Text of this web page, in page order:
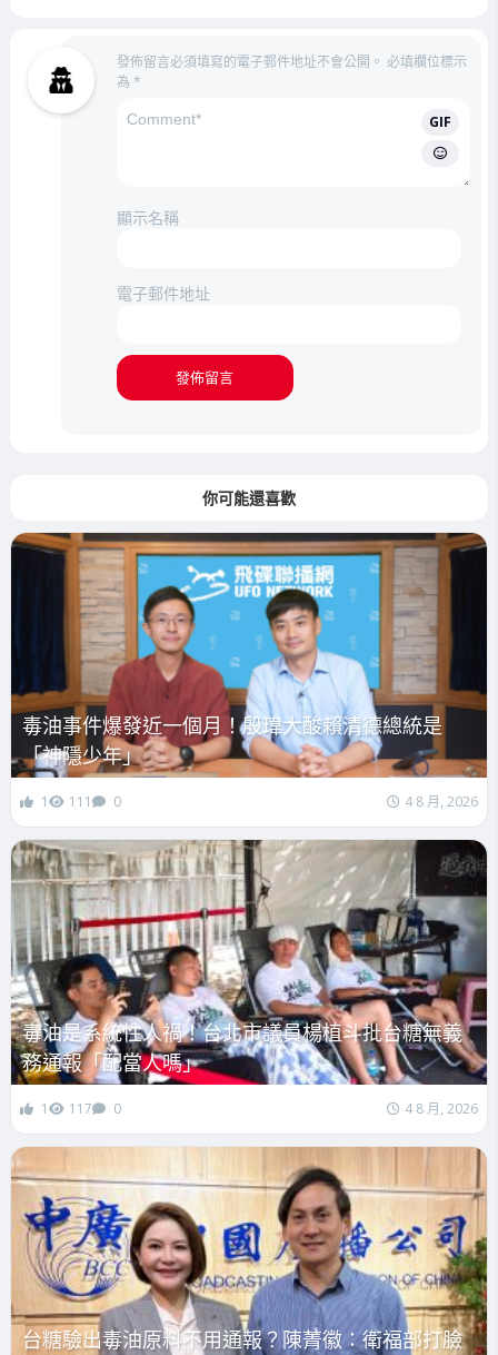
發佈留言必須填寫的電子郵件地址不會公開。 必填欄位標示
為 *
GIF
顯示名稱
電子郵件地址
你可能還喜歡
毒油事件爆發近一個月！殷瑋大酸賴清德總統是
「神隱少年」
1 111 0 4 8 月, 2026
毒油是系統性人禍！台北市議員楊植斗批台糖無義
務通報「配當人嗎」
1 117 0 4 8 月, 2026
台糖驗出毒油原料不用通報？陳菁徽：衛福部打臉